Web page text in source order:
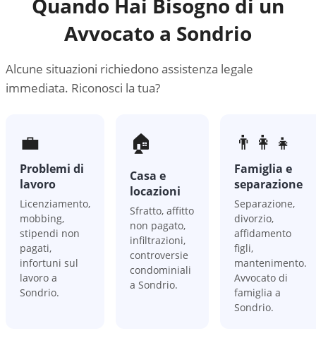
Quando Hai Bisogno di un
Avvocato a Sondrio
Alcune situazioni richiedono assistenza legale
immediata. Riconosci la tua?
💼
Problemi di
lavoro
Licenziamento,
mobbing,
stipendi non
pagati,
infortuni sul
lavoro a
Sondrio.
🏠
Casa e
locazioni
Sfratto, affitto
non pagato,
infiltrazioni,
controversie
condominiali
a Sondrio.
👨‍👩‍👧
Famiglia e
separazione
Separazione,
divorzio,
affidamento
figli,
mantenimento.
Avvocato di
famiglia a
Sondrio.